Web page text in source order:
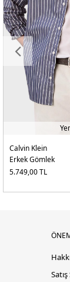
Calvin Klein
Erkek Gömlek
5.749,00TL